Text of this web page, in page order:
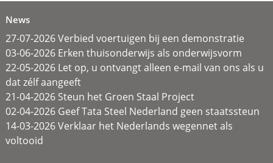
News
27-07-2026 Verbied voertuigen bij een demonstratie
03-06-2026 Erken thuisonderwijs als onderwijsvorm
22-05-2026 Let op, u ontvangt alleen e-mail van ons als u
dat zélf aangeeft
21-04-2026 Steun het Groen Staal Project
02-04-2026 Geef Tata Steel Nederland geen staatssteun
14-03-2026 Verklaar het Nederlands wegennet als
voltooid